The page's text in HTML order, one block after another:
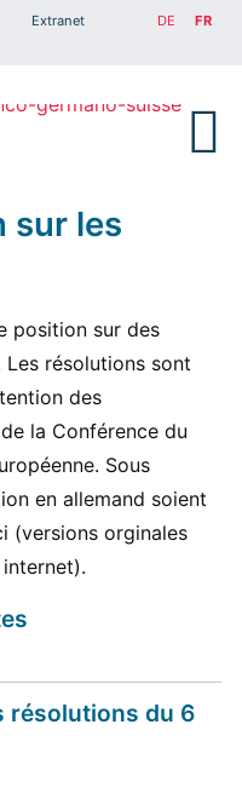
Extranet DE FR
sur les
position sur des
Les résolutions sont
des
la Conférence du
Sous
en allemand soient
(versions orginales
résolutions du 6